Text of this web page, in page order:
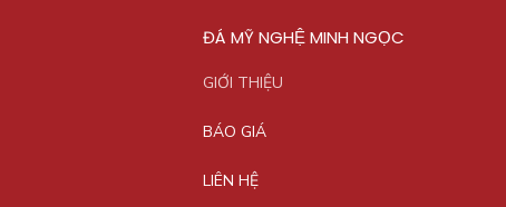
ĐÁ MỸ NGHỆ MINH NGỌC
GIỚI THIỆU
BÁO GIÁ
LIÊN HỆ